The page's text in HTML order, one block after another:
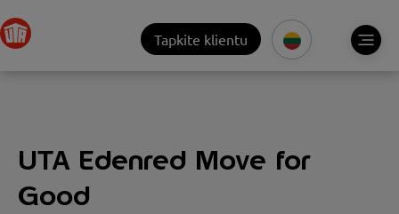
Tapkite klientu
UTA Edenred Move for
Good